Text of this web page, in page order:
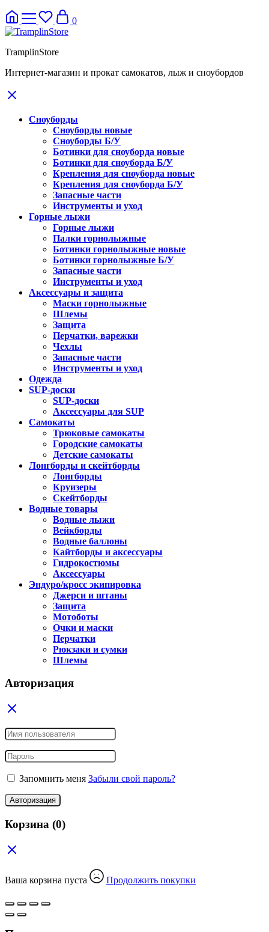
0
TramplinStore
Интернет-магазин и прокат самокатов, лыж и сноубордов
Сноуборды
Сноуборды новые
Сноуборды Б/У
Ботинки для сноуборда новые
Ботинки для сноуборда Б/У
Крепления для сноуборда новые
Крепления для сноуборда Б/У
Запасные части
Инструменты и уход
Горные лыжи
Горные лыжи
Палки горнолыжные
Ботинки горнолыжные новые
Ботинки горнолыжные Б/У
Запасные части
Инструменты и уход
Аксессуары и защита
Маски горнолыжные
Шлемы
Защита
Перчатки, варежки
Чехлы
Запасные части
Инструменты и уход
Одежда
SUP-доски
SUP-доски
Аксессуары для SUP
Самокаты
Трюковые самокаты
Городские самокаты
Детские самокаты
Лонгборды и скейтборды
Лонгборды
Круизеры
Скейтборды
Водные товары
Водные лыжи
Вейкборды
Водные баллоны
Кайтборды и аксессуары
Гидрокостюмы
Аксессуары
Эндуро/кросс экипировка
Джерси и штаны
Защита
Мотоботы
Очки и маски
Перчатки
Рюкзаки и сумки
Шлемы
Авторизация
Запомнить меня Забыли свой пароль?
Авторизация
Корзина (0)
Ваша корзина пуста Продолжить покупки